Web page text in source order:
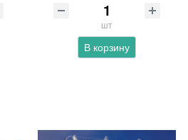
шт
В корзину